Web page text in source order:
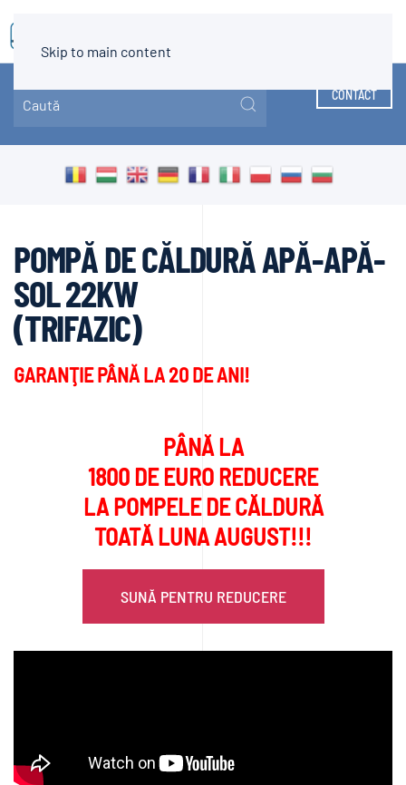
Skip to main content
CONTACT
POMPĂ DE CĂLDURĂ APĂ-APĂ-
SOL 22KW
(TRIFAZIC)
GARANŢIE PÂNĂ LA 20 DE ANI!
PÂNĂ LA
1800 DE EURO REDUCERE
LA POMPELE DE CĂLDURĂ
TOATĂ LUNA AUGUST!!!
SUNĂ PENTRU REDUCERE